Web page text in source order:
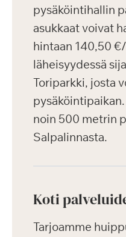
pysäköintihallin
asukkaat voivat
hintaan 140,50
läheisyydessä
Toriparkki, josta
noin 500 metrin
Salpalinnasta.
Koti
Tarjoamme